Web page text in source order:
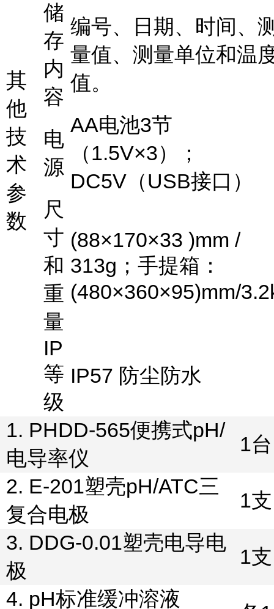
其
他
技
术
参
数
储
存
内
容
编号、日期、时间、
量值、测量单位和温
值。
电
源
AA电池3节
（1.5V×3）；
DC5V （USB接口）
尺
寸
和
重
量
(88×170×33 )mm /
313g ；手提箱：
(480×360×95)mm/
IP
等
级
IP57 防尘防水
1. PHDD-565便携式pH/
电导率仪
1台
2. E-201塑壳pH/ATC三
复合电极
1支
3. DDG-0.01塑壳电导电
极
1支
4. pH标准缓冲溶液